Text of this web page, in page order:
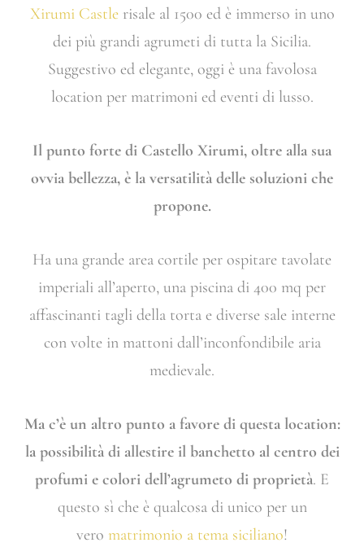
Xirumi Castlerisale al 1500 ed è immerso in uno
dei più grandi agrumeti di tutta la Sicilia.
Suggestivo ed elegante, oggi è una favolosa
location per matrimoni ed eventi di lusso.
Il punto forte di Castello Xirumi, oltre alla sua
ovvia bellezza, è la versatilità delle soluzioni che
propone.
Ha una grande area cortile per ospitare tavolate
imperiali all’aperto, una piscina di 400 mq per
affascinanti tagli della torta e diverse sale interne
con volte in mattoni dall’inconfondibile aria
medievale.
Ma c’è un altro punto a favore di questa location:
la possibilità di allestire il banchetto al centro dei
profumi e colori dell’agrumeto di proprietà. E
questo sì che è qualcosa di unico per un
vero matrimonio a tema siciliano!